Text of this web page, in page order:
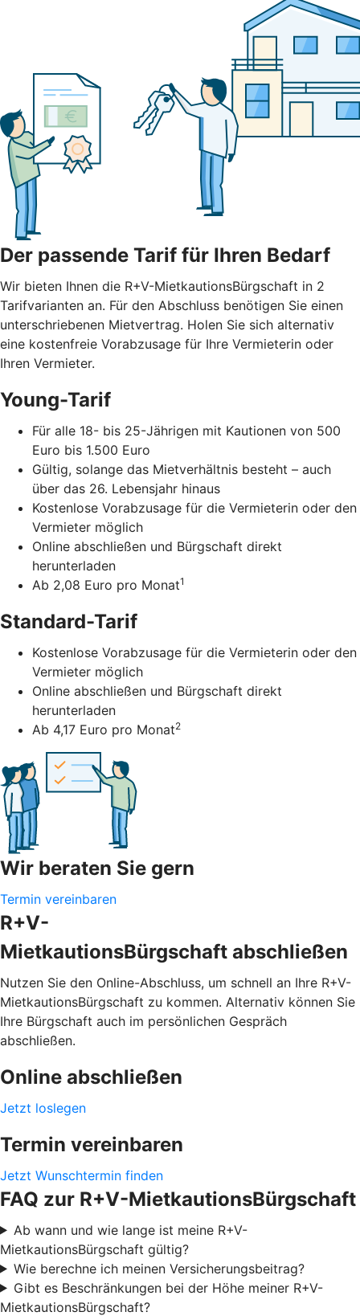
Der passende Tarif für Ihren Bedarf
Wir bieten Ihnen die R+V-MietkautionsBürgschaft in 2
Tarifvarianten an. Für den Abschluss benötigen Sie einen
unterschriebenen Mietvertrag. Holen Sie sich alternativ
eine kostenfreie Vorabzusage für Ihre Vermieterin oder
Ihren Vermieter.
Young-Tarif
Für alle 18- bis 25-Jährigen mit Kautionen von 500
Euro bis 1.500 Euro
Gültig, solange das Mietverhältnis besteht – auch
über das 26. Lebensjahr hinaus
Kostenlose Vorabzusage für die Vermieterin oder den
Vermieter möglich
Online abschließen und Bürgschaft direkt
herunterladen
Ab 2,08 Euro pro Monat1
Standard-Tarif
Kostenlose Vorabzusage für die Vermieterin oder den
Vermieter möglich
Online abschließen und Bürgschaft direkt
herunterladen
Ab 4,17 Euro pro Monat2
Wir beraten Sie gern
Termin vereinbaren
R+V-
MietkautionsBürgschaft abschließen
Nutzen Sie den Online-Abschluss, um schnell an Ihre R+V-
MietkautionsBürgschaft zu kommen. Alternativ können Sie
Ihre Bürgschaft auch im persönlichen Gespräch
abschließen.
Online abschließen
Jetzt loslegen
Termin vereinbaren
Jetzt Wunschtermin finden
FAQ zur R+V-MietkautionsBürgschaft
Ab wann und wie lange ist meine R+V-
MietkautionsBürgschaft gültig?
Wie berechne ich meinen Versicherungsbeitrag?
Gibt es Beschränkungen bei der Höhe meiner R+V-
MietkautionsBürgschaft?